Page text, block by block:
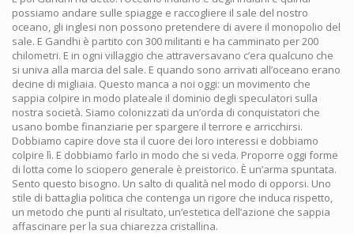
possiamo andare sulle spiagge e raccogliere il sale del nostro
oceano, gli inglesi non possono pretendere di avere il monopolio del
sale. E Gandhi è partito con 300 militanti e ha camminato per 200
chilometri. E in ogni villaggio che attraversavano c’era qualcuno che
si univa alla marcia del sale. E quando sono arrivati all’oceano erano
decine di migliaia. Questo manca a noi oggi: un movimento che
sappia colpire in modo plateale il dominio degli speculatori sulla
nostra società. Siamo colonizzati da un’orda di conquistatori che
usano bombe finanziarie per spargere il terrore e arricchirsi.
Dobbiamo capire dove sta il cuore dei loro interessi e dobbiamo
colpire lì. E dobbiamo farlo in modo che si veda. Proporre oggi forme
di lotta come lo sciopero generale è preistorico. È un’arma spuntata.
Sento questo bisogno. Un salto di qualità nel modo di opporsi. Uno
stile di battaglia politica che contenga un rigore che induca rispetto,
un metodo che punti al risultato, un’estetica dell’azione che sappia
affascinare per la sua chiarezza cristallina.